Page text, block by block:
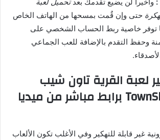
حتى وإن قٌمت بمسحها من الهاتف الخاص
توفر خاصية ربط الحساب الشخصي على
وحفظ التقدم بالإضافة للعب الجماعي
لعبة القرية تاون شيب
TownShip Apk Mod برابط مباشر من ميديا
غير قابلة للتهكير وفي الأغلب تكون الألعاب